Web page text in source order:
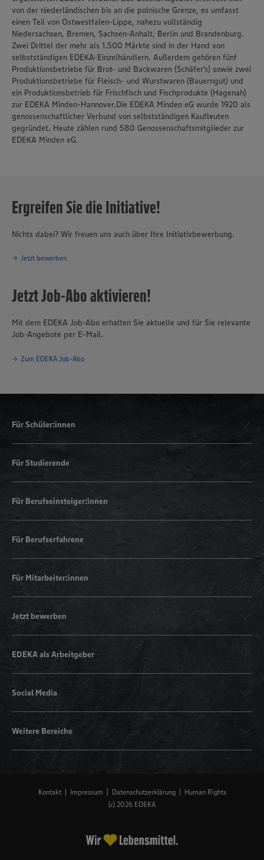
von der niederländischen bis an die polnische Grenze, es umfasst
einen Teil von Ostwestfalen-Lippe, nahezu vollständig
Niedersachsen, Bremen, Sachsen-Anhalt, Berlin und Brandenburg.
Zwei Drittel der mehr als 1.500 Märkte sind in der Hand von
selbstständigen EDEKA-Einzelhändlern. Außerdem gehören fünf
Produktionsbetriebe für Brot- und Backwaren (Schäfer’s) sowie zwei
Produktionsbetriebe für Fleisch- und Wurstwaren (Bauerngut) und
ein Produktionsbetrieb für Frischfisch und Fischprodukte (Hagenah)
zur EDEKA Minden-Hannover.Die EDEKA Minden eG wurde 1920 als
genossenschaftlicher Verbund von selbstständigen Kaufleuten
gegründet. Heute zählen rund 580 Genossenschaftsmitglieder zur
EDEKA Minden eG.
Ergreifen Sie die Initiative!
Nichts dabei? Wir freuen uns auch über Ihre Initiativbewerbung.
Jetzt bewerben
Jetzt Job-Abo aktivieren!
Mit dem EDEKA Job-Abo erhalten Sie aktuelle und für Sie relevante
Job-Angebote per E-Mail.
Zum EDEKA Job-Abo
Für Schüler:innen
Für Studierende
Für Berufseinsteiger:innen
Für Berufserfahrene
Für Mitarbeiter:innen
Jetzt bewerben
EDEKA als Arbeitgeber
Social Media
Weitere Bereiche
Kontakt Impressum Datenschutzerklärung
Human Rights
(c) 2026 EDEKA